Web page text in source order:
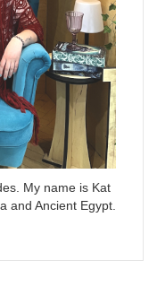
My name is Kat
and Ancient Egypt.